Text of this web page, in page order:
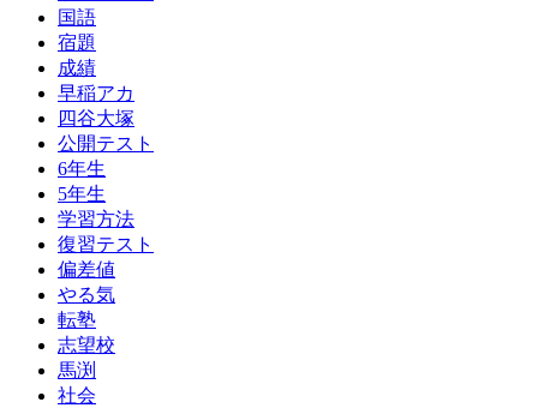
国語
宿題
成績
早稲アカ
四谷大塚
公開テスト
6年生
5年生
学習方法
復習テスト
偏差値
やる気
転塾
志望校
馬渕
社会